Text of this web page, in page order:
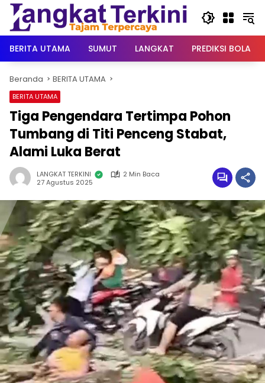
Langsung
konten
BERITA UTAMA
SUMUT LANGKAT PREDIKSI BOLA
Beranda BERITA UTAMA
BERITA UTAMA
Tiga Pengendara Tertimpa Pohon
Tumbang di Titi Penceng Stabat,
Alami Luka Berat
LANGKAT TERKINI
2 Min Baca
27 Agustus 2025